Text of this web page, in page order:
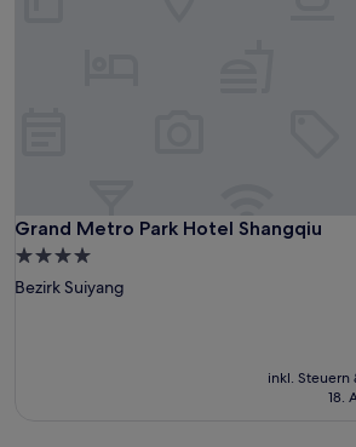
Grand Metro Park Hotel Shangqiu
Grand Metro Park Hotel Shangqiu
4.0-
Sterne-
Bezirk Suiyang
inkl.
18.